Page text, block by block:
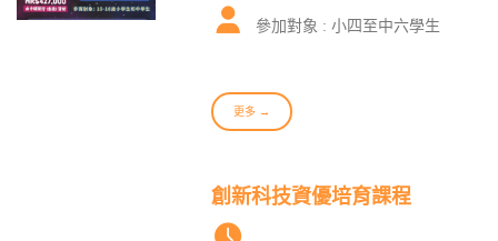
參加對象 : 小四至中六學生
更多 →
創新科技資優培育課程